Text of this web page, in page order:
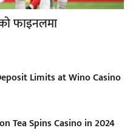
फाइनलमा
Limits at Wino Casino
Tea Spins Casino in 2024